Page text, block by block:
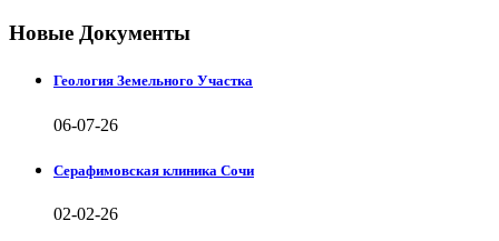
Новые Документы
Геология Земельного Участка
06-07-26
Серафимовская клиника Сочи
02-02-26